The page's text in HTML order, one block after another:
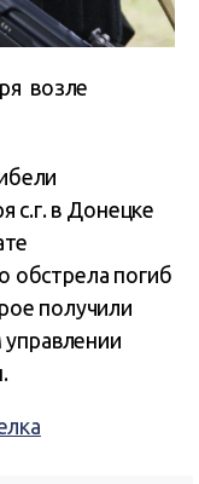
возле
с.г. в Донецке
обстрела погиб
получили